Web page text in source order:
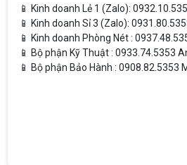
📱 Kinh doanh Lẻ 1 (Zalo):
📱 Kinh doanh Sỉ 3 (Zalo):
📱 Kinh doanh Phòng Nét :
📱 Bộ phận Kỹ Thuật : 0933.74.5353
📱 Bộ phận Bảo Hành : 0908.82.5353